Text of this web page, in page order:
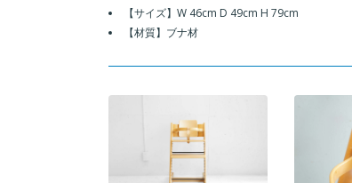
【サイズ】W 46cm D 49cm H 79cm
【材質】 ブナ材